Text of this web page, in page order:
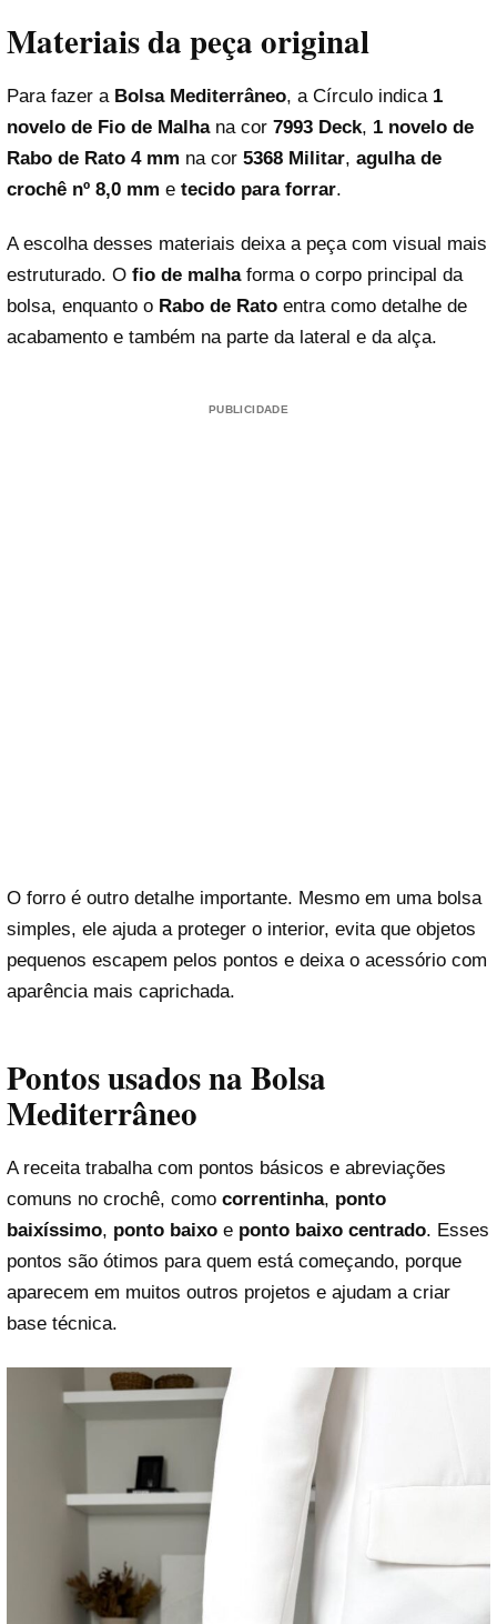
Materiais da peça original
Para fazer a Bolsa Mediterrâneo, a Círculo indica 1
novelo de Fio de Malhana cor 7993 Deck, 1 novelo de
Rabo de Rato 4 mm na cor 5368 Militar, agulha de
crochê nº 8,0 mm e tecido para forrar.
A escolha desses materiais deixa a peça com visual mais
estruturado. O fio de malhaforma o corpo principal da
bolsa, enquanto o Rabo de Rato entra como detalhe de
acabamento e também na parte da lateral e da alça.
PUBLICIDADE
O forro é outro detalhe importante. Mesmo em uma bolsa
simples, ele ajuda a proteger o interior, evita que objetos
pequenos escapem pelos pontos e deixa o acessório com
aparência mais caprichada.
Pontos usados na Bolsa
Mediterrâneo
A receita trabalha com pontos básicos e abreviações
comuns no crochê, como correntinha, ponto
baixíssimo, ponto baixo e ponto baixo centrado. Esses
pontos são ótimos para quem está começando, porque
aparecem em muitos outros projetos e ajudam a criar
base técnica.